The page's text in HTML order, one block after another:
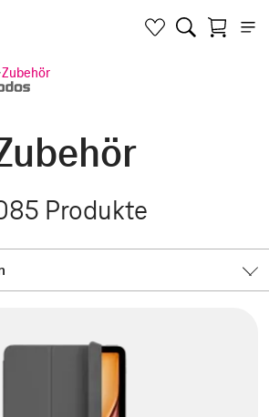
·Zubehör
Produkte